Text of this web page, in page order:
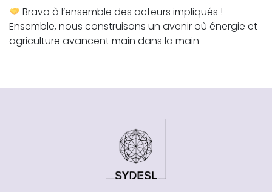
Bravo à l’ensemble des acteurs impliqués !
Ensemble, nous construisons un avenir où énergie et
agriculture avancent main dans la main